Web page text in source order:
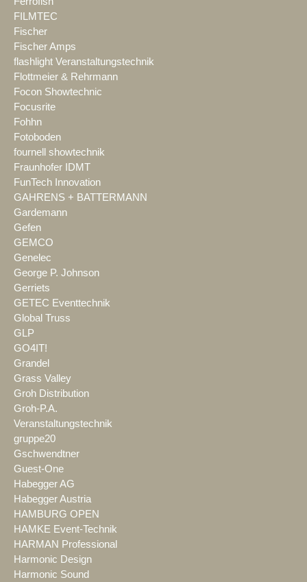
FILMTEC
Fischer
Fischer Amps
flashlight Veranstaltungstechnik
Flottmeier & Rehrmann
Focon Showtechnic
Focusrite
Fohhn
Fotoboden
fournell showtechnik
Fraunhofer IDMT
FunTech Innovation
GAHRENS + BATTERMANN
Gardemann
Gefen
GEMCO
Genelec
George P. Johnson
Gerriets
GETEC Eventtechnik
Global Truss
GLP
GO4IT!
Grandel
Grass Valley
Groh Distribution
Groh-P.A.
Veranstaltungstechnik
gruppe20
Gschwendtner
Guest-One
Habegger AG
Habegger Austria
HAMBURG OPEN
HAMKE Event-Technik
HARMAN Professional
Harmonic Design
Harmonic Sound